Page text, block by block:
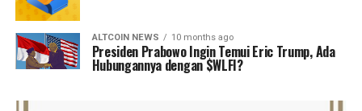
ALTCOIN NEWS 10 months ago
Presiden Prabowo Ingin Temui Eric Trump, Ada
Hubungannya dengan $WLFI?